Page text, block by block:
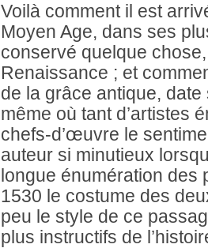
Voilà comment il est
Moyen Age, dans ses
conservé quelque
Renaissance ; et
de la grâce antique, date
même où tant d’artistes
chefs-d’œuvre le
auteur si minutieux
longue énumération des
1530 le costume des
peu le style de ce
plus instructifs de